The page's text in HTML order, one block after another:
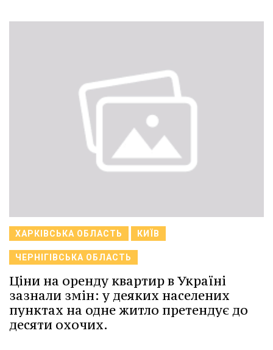
ХАРКІВСЬКА ОБЛАСТЬ КИЇВ
ЧЕРНІГІВСЬКА ОБЛАСТЬ
Ціни на оренду квартир в Україні
зазнали змін: у деяких населених
пунктах на одне житло претендує до
десяти охочих.